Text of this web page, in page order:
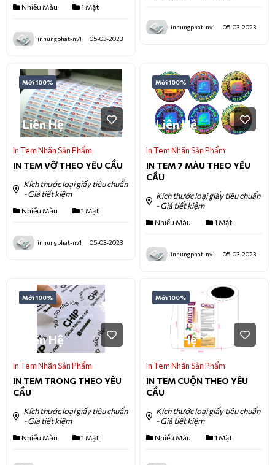
Nhiều Màu 1 Mặt
inhungphat-nv1 05-03-2023
inhungphat-nv1 05-03-2023
Mới 100%
Liên Hệ
In Tem Nhãn Sản Phẩm
IN TEM VỠ THEO YÊU CẦU
Kích thước loại giấy tiêu chuẩn
- Giá tiết kiệm
Nhiều Màu 1 Mặt
inhungphat-nv1 05-03-2023
Mới 100%
Liên Hệ
In Tem Nhãn Sản Phẩm
IN TEM 7 MÀU THEO YÊU
CẦU
Kích thước loại giấy tiêu chuẩn
- Giá tiết kiệm
Nhiều Màu 1 Mặt
inhungphat-nv1 05-03-2023
Mới 100%
Liên Hệ
In Tem Nhãn Sản Phẩm
IN TEM TRONG THEO YÊU
CẦU
Kích thước loại giấy tiêu chuẩn
- Giá tiết kiệm
Nhiều Màu 1 Mặt
Mới 100%
Liên Hệ
In Tem Nhãn Sản Phẩm
IN TEM CUỘN THEO YÊU
CẦU
Kích thước loại giấy tiêu chuẩn
- Giá tiết kiệm
Nhiều Màu 1 Mặt